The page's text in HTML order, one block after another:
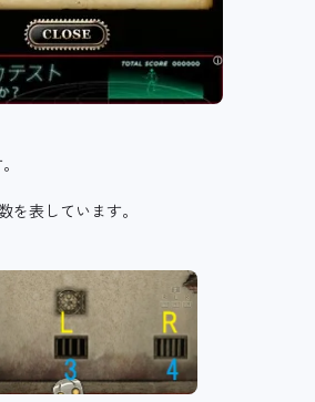
を表しています。